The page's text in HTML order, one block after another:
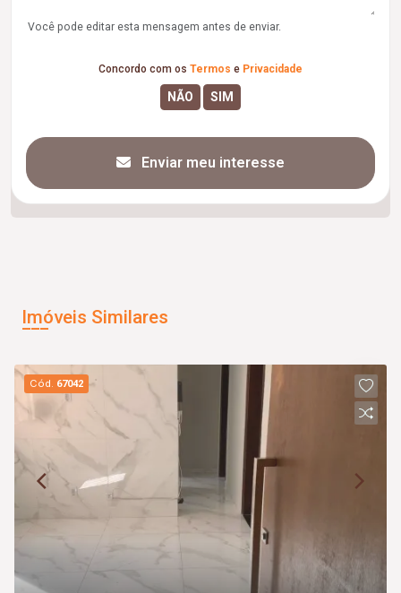
Você pode editar esta mensagem antes de enviar.
Concordo com os Termos e Privacidade
Enviar meu interesse
Imóveis Similares
Cód. 67042